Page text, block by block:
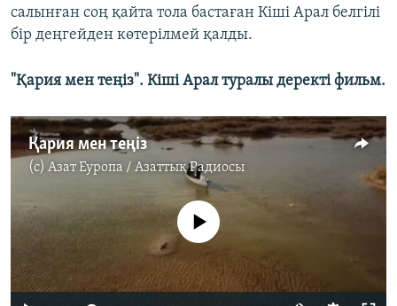
салынған соң қайта тола бастаған Кіші Арал белгілі
бір деңгейден көтерілмей қалды.
"Қария мен теңіз". Кіші Арал туралы деректі фильм.
Қария мен теңіз
(c) Азат Еуропа / Азаттық Радиосы
No media source currently available